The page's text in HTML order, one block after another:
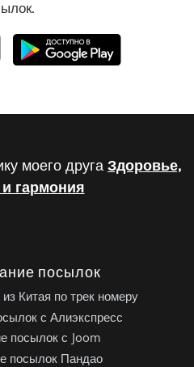
моего друга Здоровье,
и гармония
посылок
Китая по трек номеру
с Алиэкспресс
посылок с Joom
посылок Пандао